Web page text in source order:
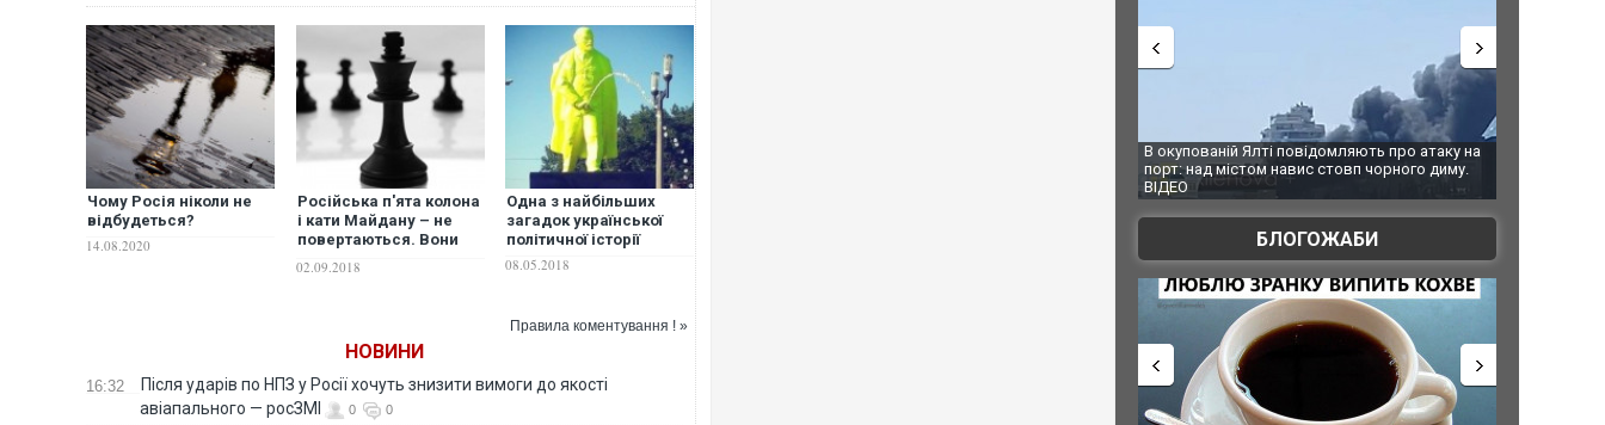
Чому Росія ніколи не
відбудеться?
14.08.2020
Російська п'ята колона
і кати Майдану – не
повертаються. Вони
02.09.2018
Одна з найбільших
загадок української
політичної історії
08.05.2018
Правила коментування ! »
НОВИНИ
16:32
Після ударів по НПЗ у Росії хочуть знизити вимоги до якості
авіапального — росЗМІ
0 0
В окупованій Ялті повідомляють про атаку на
порт: над містом навис стовп чорного диму.
За 2000 кілометрів від кордону з
Єкатеринбурзі після атаки дронів
склад Wildberries. ФОТО. ВІДЕО
БЛОГОЖАБИ